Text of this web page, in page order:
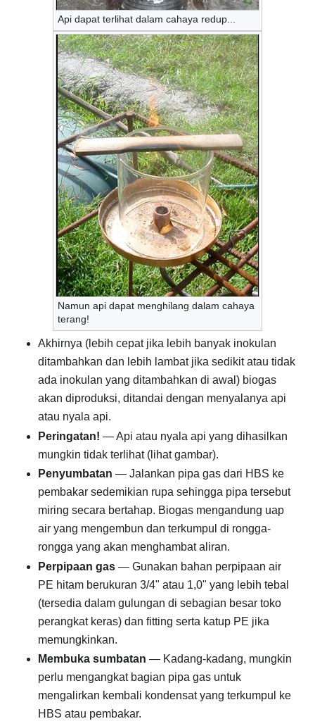
Api dapat terlihat dalam cahaya redup...
Namun api dapat menghilang dalam cahaya
terang!
Akhirnya (lebih cepat jika lebih banyak inokulan
ditambahkan dan lebih lambat jika sedikit atau tidak
ada inokulan yang ditambahkan di awal) biogas
akan diproduksi, ditandai dengan menyalanya api
atau nyala api.
Peringatan! — Api atau nyala api yang dihasilkan
mungkin tidak terlihat (lihat gambar).
Penyumbatan — Jalankan pipa gas dari HBS ke
pembakar sedemikian rupa sehingga pipa tersebut
miring secara bertahap. Biogas mengandung uap
air yang mengembun dan terkumpul di rongga-
rongga yang akan menghambat aliran.
Perpipaan gas — Gunakan bahan perpipaan air
PE hitam berukuran 3/4" atau 1,0" yang lebih tebal
(tersedia dalam gulungan di sebagian besar toko
perangkat keras) dan fitting serta katup PE jika
memungkinkan.
Membuka sumbatan — Kadang-kadang, mungkin
perlu mengangkat bagian pipa gas untuk
mengalirkan kembali kondensat yang terkumpul ke
HBS atau pembakar.